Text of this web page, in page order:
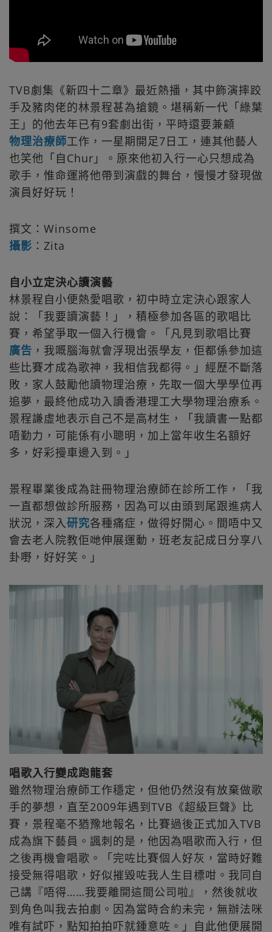
TVB劇集《新四十二章》最近熱播，其中飾演摔跤
手及豬肉佬的林景程甚為搶鏡。堪稱新一代「綠葉
王」的他去年已有9套劇出街，平時還要兼顧
物理治療師工作，一星期開足7日工，連其他藝人
也笑他「自Chur」。原來他初入行一心只想成為
歌手，惟命運將他帶到演戲的舞台，慢慢才發現做
演員好好玩！
撰文：Winsome
攝影 ：Zita
自小立定決心讀演藝
林景程自小便熱愛唱歌，初中時立定決心跟家人
說：「我要讀演藝！」，積極參加各區的歌唱比
賽，希望爭取一個入行機會。「凡見到歌唱比賽
廣告 ，我嘅腦海就會浮現出張學友，佢都係參加這
些比賽才成為歌神，我相信我都得。」經歷不斷落
敗，家人鼓勵他讀物理治療，先取一個大學學位再
追夢，最終他成功入讀香港理工大學物理治療系。
景程謙虛地表示自己不是高材生，「我讀書一點都
唔勤力，可能係有小聰明，加上當年收生名額好
多，好彩摱車邊入到。」
景程畢業後成為註冊物理治療師在診所工作，「我
一直都想做診所服務，因為可以由頭到尾跟進病人
狀況，深入研究各種痛症，做得好開心。間唔中又
會去老人院教佢哋伸展運動，班老友記成日分享八
卦嘢，好好笑。」
唱歌入行變成跑龍套
雖然物理治療師工作穩定，但他仍然沒有放棄做歌
手的夢想，直至2009年遇到TVB《超級巨聲》比
賽，景程毫不猶豫地報名，比賽過後正式加入TVB
成為旗下藝員。諷刺的是，他因為唱歌而入行，但
之後再機會唱歌。「完咗比賽個人好灰，當時好難
接受無得唱歌，好似摧毀咗我人生目標咁。我同自
己講『唔得……我要離開這間公司啦』，然後就收
到角色叫我去拍劇。因為當時合約未完，無辦法咪
唯有試吓，點知拍拍吓就鍾意咗。」自此他便展開